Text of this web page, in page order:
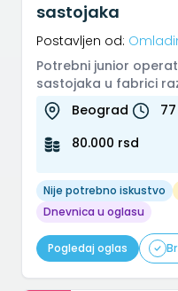
sastojaka
Postavljen od:
Potrebni junior
sastojaka u fabrici
Posao se sastoji od
Beograd
80.000 rsd
Nije potrebno iskustvo
Dnevnica u oglasu
Pogledaj oglas